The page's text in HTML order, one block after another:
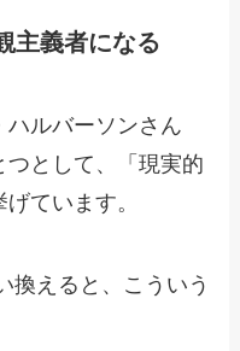
主義者になる
ルバーソンさん
として、「現実的
ています。
換えると、こういう